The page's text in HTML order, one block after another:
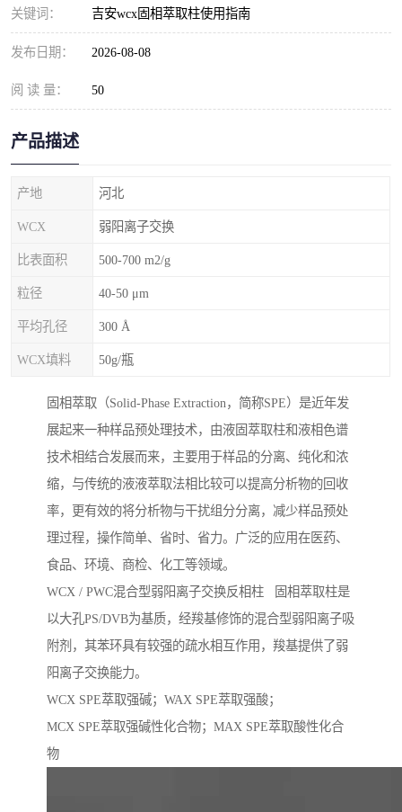
关键词： 吉安wcx固相萃取柱使用指南
发布日期： 2026-08-08
阅 读 量： 50
产品描述
产地 河北
WCX 弱阳离子交换
比表面积 500-700 m2/g
粒径 40-50 μm
平均孔径 300 Å
WCX填料 50g/瓶
固相萃取（Solid-Phase Extraction，简称SPE）是近年发
展起来一种样品预处理技术，由液固萃取柱和液相色谱
技术相结合发展而来，主要用于样品的分离、纯化和浓
缩，与传统的液液萃取法相比较可以提高分析物的回收
率，更有效的将分析物与干扰组分分离，减少样品预处
理过程，操作简单、省时、省力。广泛的应用在医药、
食品、环境、商检、化工等领域。
WCX / PWC混合型弱阳离子交换反相柱 固相萃取柱是
以大孔PS/DVB为基质，经羧基修饰的混合型弱阳离子吸
附剂，其苯环具有较强的疏水相互作用，羧基提供了弱
阳离子交换能力。
WCX SPE萃取强碱；WAX SPE萃取强酸；
MCX SPE萃取强碱性化合物；MAX SPE萃取酸性化合
物